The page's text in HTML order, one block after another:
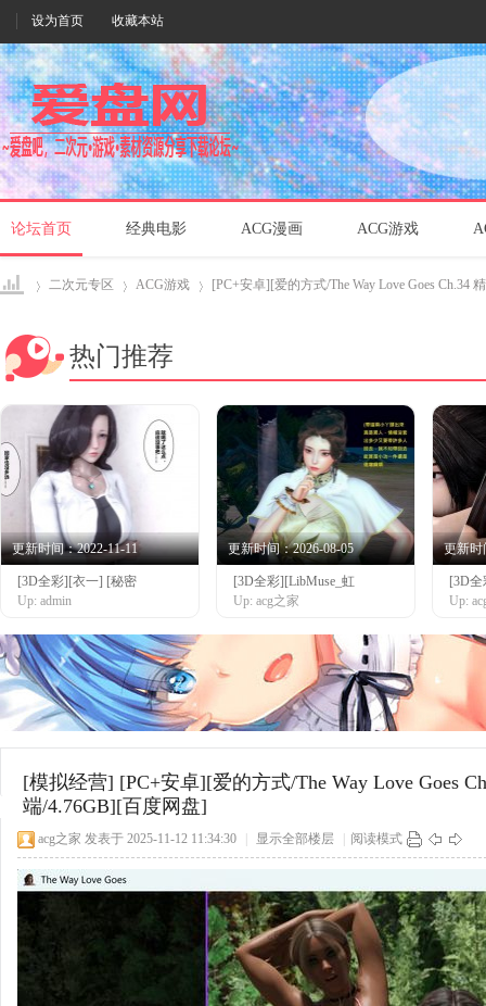
设为首页 收藏本站
论坛首页 经典电影 ACG漫画 ACG游戏
爱盘›
二次元专区
›
ACG游戏
›
[PC+安卓][爱的方式/The Way Love Goes Ch.34
热门推荐
更新时间：2022-11-11
[3D全彩][衣一] [秘密
Up: admin
更新时间：2026-08-05
[3D全彩][LibMuse_虹
Up: acg之家
更新时
[3D
Up:
[模拟经营] [PC+安卓][爱的方式/The Way Love Goes
端/4.76GB][百度网盘]
acg之家 发表于 2025-11-12 11:34:30 显示全部楼层 阅读模式